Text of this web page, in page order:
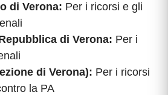
di Verona: Per i ricorsi e gli
di Verona: Per i
di Verona): Per i ricorsi
la PA